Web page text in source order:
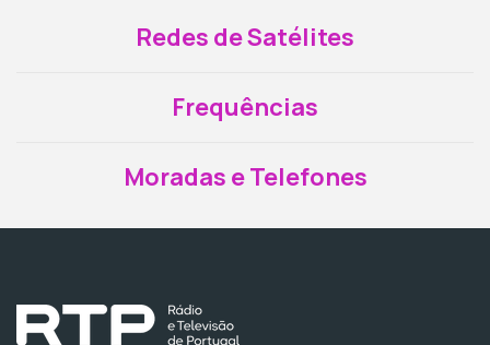
Redes de Satélites
Frequências
Moradas e Telefones